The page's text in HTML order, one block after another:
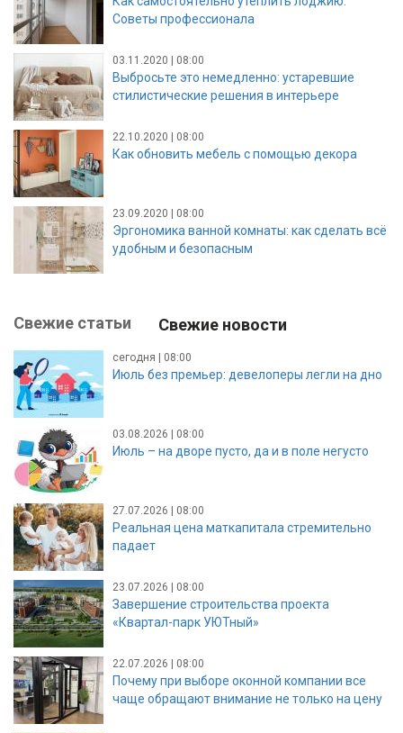
Советы профессионала
03.11.2020 | 08:00
Выбросьте это немедленно: устаревшие
стилистические решения в интерьере
22.10.2020 | 08:00
Как обновить мебель с помощью декора
23.09.2020 | 08:00
Эргономика ванной комнаты: как сделать всё
удобным и безопасным
Свежие статьи Свежие новости
сегодня | 08:00
Июль без премьер: девелоперы легли на дно
03.08.2026 | 08:00
Июль – на дворе пусто, да и в поле негусто
27.07.2026 | 08:00
Реальная цена маткапитала стремительно
падает
23.07.2026 | 08:00
Завершение строительства проекта
«Квартал-парк УЮТный»
22.07.2026 | 08:00
Почему при выборе оконной компании все
чаще обращают внимание не только на цену